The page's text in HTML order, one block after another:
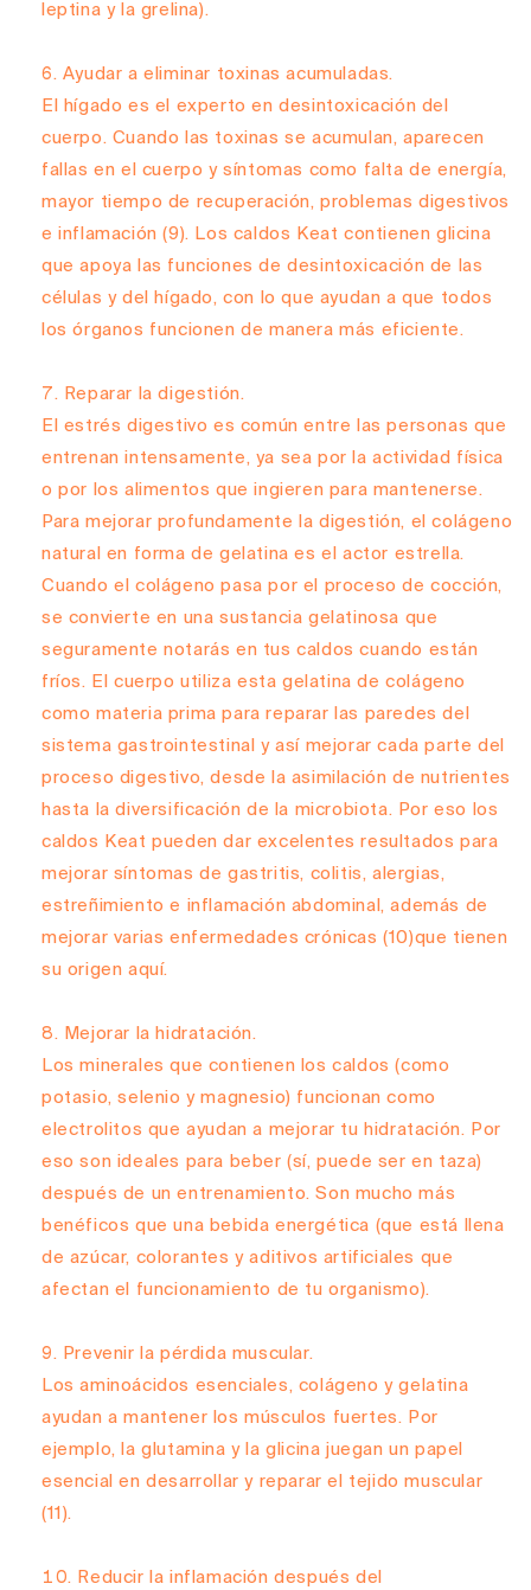
leptina y la grelina).
Ayudar a eliminar toxinas acumuladas.
El hígado es el experto en desintoxicación del
cuerpo. Cuando las toxinas se acumulan, aparecen
fallas en el cuerpo y síntomas como falta de energía,
mayor tiempo de recuperación, problemas digestivos
e inflamación(9). Los caldos Keat contienen glicina
que apoya las funciones de desintoxicación de las
células y del hígado, con lo que ayudan a que todos
los órganos funcionen de manera más eficiente.
Reparar la digestión.
El estrés digestivo es común entre las personas que
entrenan intensamente, ya sea por la actividad física
o por los alimentos que ingieren para mantenerse.
Para mejorar profundamente la digestión, el colágeno
natural en forma de gelatina es el actor estrella.
Cuando el colágeno pasa por el proceso de cocción,
se convierte en una sustancia gelatinosa que
seguramente notarás en tus caldos cuando están
fríos. El cuerpo utiliza esta gelatina de colágeno
como materia prima para reparar las paredes del
sistema gastrointestinal y así mejorar cada parte del
proceso digestivo, desde la asimilación de nutrientes
hasta la diversificación de la microbiota. Por eso los
caldos Keat pueden dar excelentes resultados para
mejorar síntomas de gastritis, colitis, alergias,
estreñimiento e inflamación abdominal, además de
mejorar varias enfermedades crónicas(10)que tienen
su origen aquí.
Mejorar la hidratación.
Los minerales que contienen los caldos (como
potasio, selenio y magnesio) funcionan como
electrolitos que ayudan a mejorar tu hidratación. Por
eso son ideales para beber (sí, puede ser en taza)
después de un entrenamiento. Son mucho más
benéficos que una bebida energética (que está llena
de azúcar, colorantes y aditivos artificiales que
afectan el funcionamiento de tu organismo).
Prevenir la pérdida muscular.
Los aminoácidos esenciales, colágeno y gelatina
ayudan a mantener los músculos fuertes. Por
ejemplo, la glutamina y la glicina juegan un papel
esencial en desarrollar y reparar el tejido muscular
(11).
Reducir la inflamación después del